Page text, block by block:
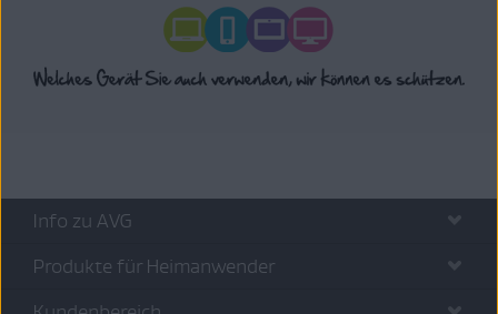
Info zu AVG
Produkte für Heimanwender